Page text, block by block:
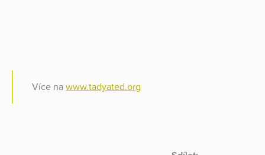
Více na www.tadyated.org